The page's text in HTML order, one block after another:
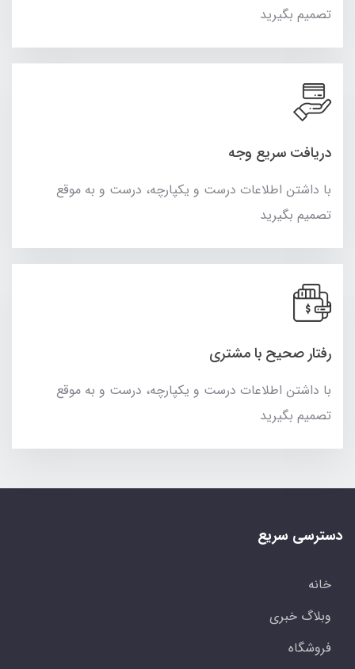
تصمیم بگیرید
دریافت سریع وجه
با داشتن اطلاعات درست و یکپارچه، درست و به موقع
تصمیم بگیرید
رفتار صحیح با مشتری
با داشتن اطلاعات درست و یکپارچه، درست و به موقع
تصمیم بگیرید
دسترسی سریع
خانه
وبلاگ خبری
فروشگاه